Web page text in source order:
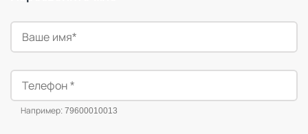
Например: 79600010013